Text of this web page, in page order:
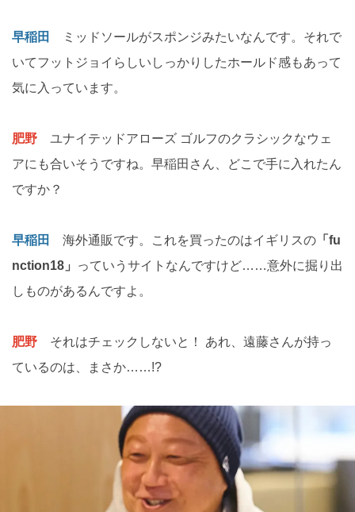
早稲田
ミッドソールがスポンジみたいなんです。それで
いてフットジョイらしいしっかりしたホールド感もあって
気に入っています。
肥野
ユナイテッドアローズ ゴルフのクラシックなウェ
アにも合いそうですね。早稲田さん、どこで手に入れたん
ですか？
早稲田 海外通販です。これを買ったのはイギリスの 「fu
nction18」
っていうサイトなんですけど……意外に掘り出
しものがあるんですよ。
肥野
それはチェックしないと！ あれ、遠藤さんが持っ
ているのは、まさか……!?